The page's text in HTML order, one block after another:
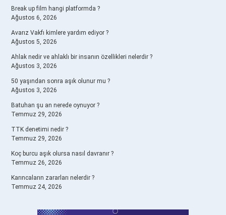
Break up film hangi platformda ?
Ağustos 6, 2026
Avarız Vakfı kimlere yardım ediyor ?
Ağustos 5, 2026
Ahlak nedir ve ahlaklı bir insanın özellikleri nelerdir ?
Ağustos 3, 2026
50 yaşından sonra aşık olunur mu ?
Ağustos 3, 2026
Batuhan şu an nerede oynuyor ?
Temmuz 29, 2026
TTK denetimi nedir ?
Temmuz 29, 2026
Koç burcu aşık olursa nasıl davranır ?
Temmuz 26, 2026
Karıncaların zararları nelerdir ?
Temmuz 24, 2026